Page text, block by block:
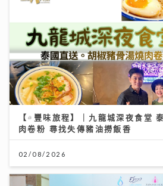
【#豐味旅程】｜九龍城深夜食堂
肉卷粉 尋找失傳豬油撈飯香
02/08/2026